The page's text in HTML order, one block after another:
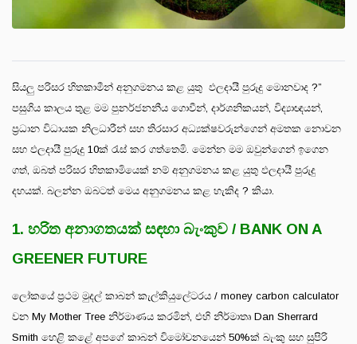
සියලු පරිසර හිතකාමීන් අනුගමනය කළ යුතු ඵලදායී පුරුදු මොනවාද ?”
පසුගිය කාලය තුළ මම පුනර්ජනනීය ගොවීන්, දාර්ශනිකයන්, විද්‍යාඥයන්,
ප්‍රධාන විධායක නිලධාරීන් සහ තිරසාර අධ්‍යක්ෂවරුන්ගෙන් අමතක නොවන
සහ ඵලදායී පුරුදු 10ක් රැස් කර ගත්තෙමි. මෙන්න මම ඔවුන්ගෙන් ඉගෙන
ගත්, ඔබත් පරිසර හිතකාමියෙක් නම් අනුගමනය කළ යුතු ඵලදායී පුරුදු
දහයක්. බලන්න ඔබටත් මෙය අනුගමනය කළ හැකිද ? කියා.
1. හරිත අනාගතයක් සඳහා බැංකුව / BANK ON A
GREENER FUTURE
ලෝකයේ ප්‍රථම මුදල් කාබන් කැල්කියුලේටරය / money carbon calculator
වන My Mother Tree නිර්මාණය කරමින්, එහි නිර්මාතෘ Dan Sherrard
Smith හෙළි කළේ අපගේ කාබන් විමෝචනයෙන් 50%ක් බැංකු සහ සුපිරි